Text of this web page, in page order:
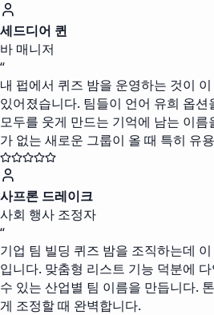
세드디어 퀸
바 매니저
“
내 펍에서 퀴즈 밤을 운영하는 것이
있어졌습니다. 팀들이 언어 유희 옵
모두를 웃게 만드는 기억에 남는 이
가 없는 새로운 그룹이 올 때 특히 유
사프론 드레이크
사회 행사 조정자
“
기업 팀 빌딩 퀴즈 밤을 조직하는데
입니다. 맞춤형 리스트 기능 덕분에
수 있는 산업별 팀 이름을 만듭니다.
게 조정할 때 완벽합니다.